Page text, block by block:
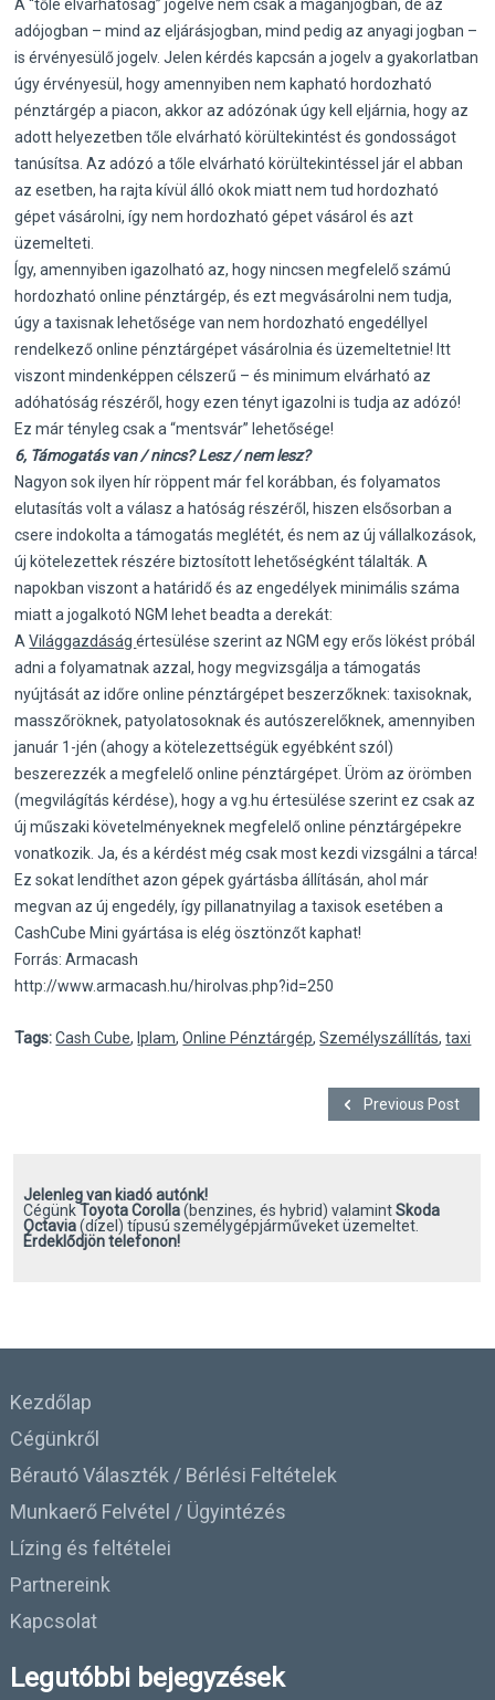
A “tőle elvárhatóság” jogelve nem csak a magánjogban, de az
adójogban – mind az eljárásjogban, mind pedig az anyagi jogban –
is érvényesülő jogelv. Jelen kérdés kapcsán a jogelv a gyakorlatban
úgy érvényesül, hogy amennyiben nem kapható hordozható
pénztárgép a piacon, akkor az adózónak úgy kell eljárnia, hogy az
adott helyezetben tőle elvárható körültekintést és gondosságot
tanúsítsa. Az adózó a tőle elvárható körültekintéssel jár el abban
az esetben, ha rajta kívül álló okok miatt nem tud hordozható
gépet vásárolni, így nem hordozható gépet vásárol és azt
üzemelteti.
Így, amennyiben igazolható az, hogy nincsen megfelelő számú
hordozható online pénztárgép, és ezt megvásárolni nem tudja,
úgy a taxisnak lehetősége van nem hordozható engedéllyel
rendelkező online pénztárgépet vásárolnia és üzemeltetnie! Itt
viszont mindenképpen célszerű – és minimum elvárható az
adóhatóság részéről, hogy ezen tényt igazolni is tudja az adózó!
Ez már tényleg csak a “mentsvár” lehetősége!
6, Támogatás van / nincs? Lesz / nem lesz?
Nagyon sok ilyen hír röppent már fel korábban, és folyamatos
elutasítás volt a válasz a hatóság részéről, hiszen elsősorban a
csere indokolta a támogatás meglétét, és nem az új vállalkozások,
új kötelezettek részére biztosított lehetőségként tálalták. A
napokban viszont a határidő és az engedélyek minimális száma
miatt a jogalkotó NGM lehet beadta a derekát:
AVilággazdáságértesülése szerint az NGM egy erős lökést próbál
adni a folyamatnak azzal, hogy megvizsgálja a támogatás
nyújtását az időre online pénztárgépet beszerzőknek: taxisoknak,
masszőröknek, patyolatosoknak és autószerelőknek, amennyiben
január 1-jén (ahogy a kötelezettségük egyébként szól)
beszerezzék a megfelelő online pénztárgépet. Üröm az örömben
(megvilágítás kérdése), hogy a vg.hu értesülése szerint ez csak az
új műszaki követelményeknek megfelelő online pénztárgépekre
vonatkozik. Ja, és a kérdést még csak most kezdi vizsgálni a tárca!
Ez sokat lendíthet azon gépek gyártásba állításán, ahol már
megvan az új engedély, így pillanatnyilag a taxisok esetében a
CashCube Mini gyártása is elég ösztönzőt kaphat!
Forrás: Armacash
http://www.armacash.hu/hirolvas.php?id=250
Tags: Cash Cube,Iplam,Online Pénztárgép,Személyszállítás,taxi
Previous Post
Jelenleg van kiadó autónk!
CégünkToyota Corolla(benzines, és hybrid) valamintSkoda
Octavia(dízel) típusú személygépjárműveket üzemeltet.
Érdeklődjön telefonon!
Kezdőlap
Cégünkről
Bérautó Választék / Bérlési Feltételek
Munkaerő Felvétel / Ügyintézés
Lízing és feltételei
Partnereink
Kapcsolat
Legutóbbi bejegyzések